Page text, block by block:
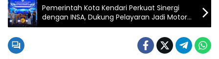
Pemerintah Kota Kendari Perkuat Sinergi
dengan INSA, Dukung Pelayaran Jadi Motor
Penggerak Ekonomi Maritim